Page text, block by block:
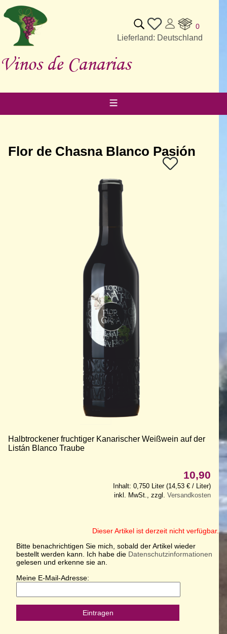
Vinos de Canarias
0
Lieferland: Deutschland
Flor de Chasna Blanco Pasión
Halbtrockener fruchtiger Kanarischer Weißwein auf der
Listán Blanco Traube
10,90
Inhalt: 0,750 Liter (14,53 € / Liter)
inkl. MwSt., zzgl. Versandkosten
Dieser Artikel ist derzeit nicht verfügbar.
Bitte benachrichtigen Sie mich, sobald der Artikel wieder
bestellt werden kann. Ich habe die Datenschutzinformationen
gelesen und erkenne sie an.
Meine E-Mail-Adresse:
Eintragen